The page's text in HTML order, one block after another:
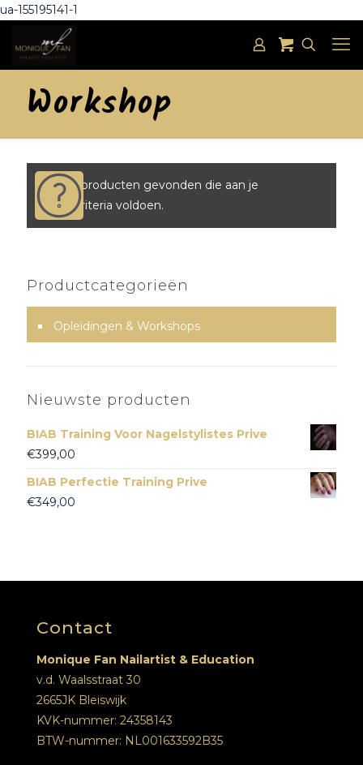
ua-155195141-1
Workshop
Geen producten gevonden die aan je
zoekcriteria voldoen.
Productcategorieën
Opleidingen & Workshops
Nieuwste producten
BIAB Training Voor Nagelstylistes Prive
€399,00
BIAB Perfectie Training Prive
€349,00
Contact
Monique Fan Nailartist & Education
v.d. Waalsstraat 30
2665JK Bleiswijk
KVK-nummer: 24358143
BTW-nummer: NL001633592B35